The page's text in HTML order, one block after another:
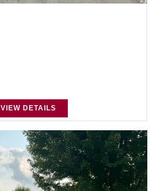
VIEW DETAILS